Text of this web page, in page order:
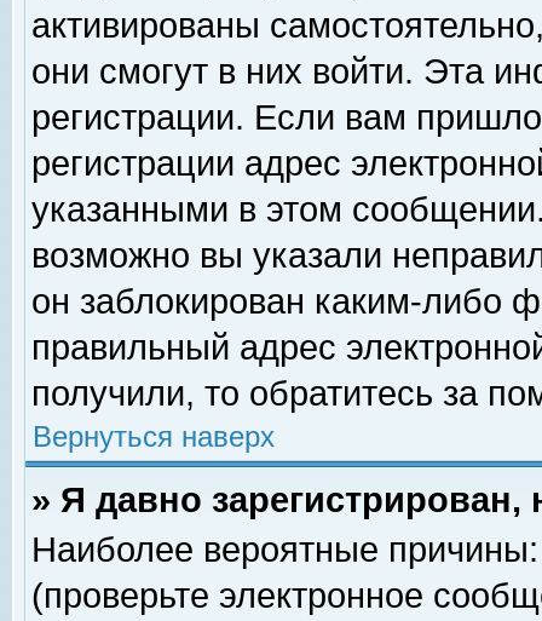
активированы
они смогут в них войти. Эта
регистрации. Если вам
регистрации адрес
указанными в этом
возможно вы указали
он заблокирован каким-либо
правильный адрес
получили, то обратитесь за
Вернуться наверх
» Я давно
Наиболее вероятные
(проверьте электронное